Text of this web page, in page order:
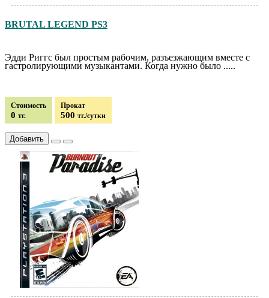
BRUTAL LEGEND PS3
Эдди Риггс был простым рабочим, разъезжающим вместе с
гастролирующими музыкантами. Когда нужно было .....
Стоимость
0 тг.
Прокат
500 тг./сутки
Добавить